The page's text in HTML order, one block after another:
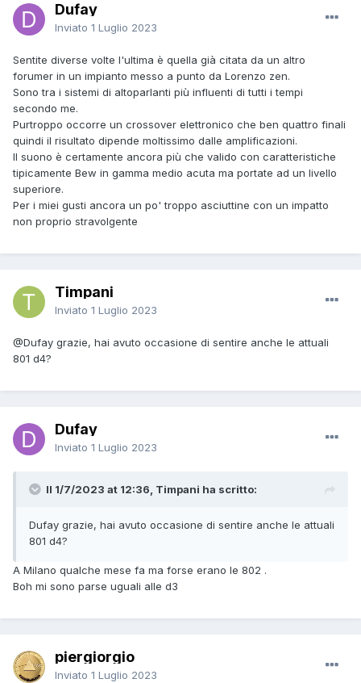
Dufay
Inviato 1 Luglio 2023
Sentite diverse volte l'ultima è quella già citata da un altro
forumer in un impianto messo a punto da Lorenzo zen.
Sono tra i sistemi di altoparlanti più influenti di tutti i tempi
secondo me.
Purtroppo occorre un crossover elettronico che ben quattro finali
quindi il risultato dipende moltissimo dalle amplificazioni.
Il suono è certamente ancora più che valido con caratteristiche
tipicamente Bew in gamma medio acuta ma portate ad un livello
superiore.
Per i miei gusti ancora un po' troppo asciuttine con un impatto
non proprio stravolgente
Timpani
Inviato 1 Luglio 2023
@Dufay grazie, hai avuto occasione di sentire anche le attuali
801 d4?
Dufay
Inviato 1 Luglio 2023
Il 1/7/2023 at 12:36, Timpani ha scritto:
Dufay grazie, hai avuto occasione di sentire anche le attuali
801 d4?
A Milano qualche mese fa ma forse erano le 802 .
Boh mi sono parse uguali alle d3
piergiorgio
Inviato 1 Luglio 2023